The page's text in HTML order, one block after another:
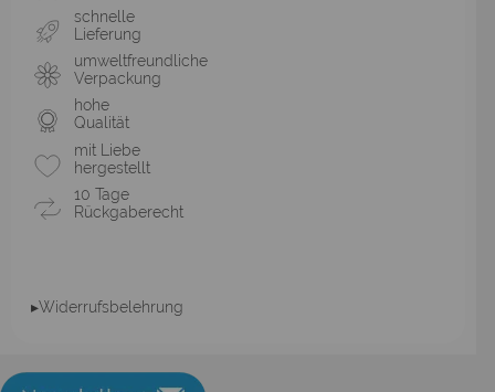
schnelle
Lieferung
umweltfreundliche
Verpackung
hohe
Qualität
mit Liebe
hergestellt
10 Tage
Rückgaberecht
▸Widerrufsbelehrung